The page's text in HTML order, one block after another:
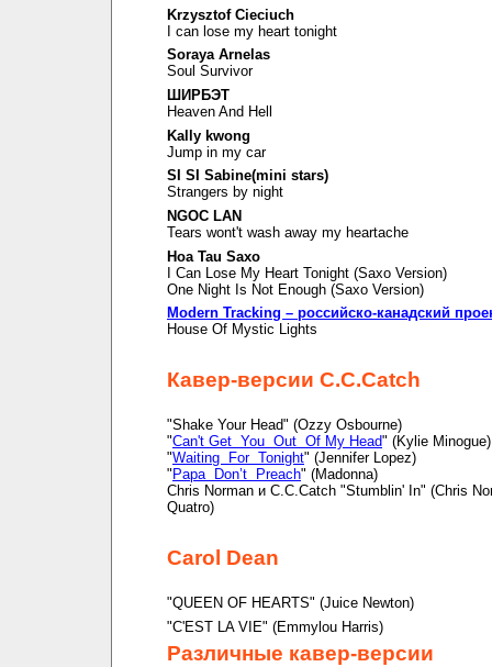
Krzysztof Cieciuch
I can lose my heart tonight
Soraya Arnelas
Soul Survivor
ШИРБЭТ
Heaven And Hell
Kally kwong
Jump in my car
SI SI Sabine(mini stars)
Strangers by night
NGOC LAN
Tears wont't wash away my heartache
Hoa Tau Saxo
I Can Lose My Heart Tonight (Saxo Version)
One Night Is Not Enough (Saxo Version)
Modern Tracking – российско-канадский
House Of Mystic Lights
Кавер-версии C.C.Catch
"Shake Your Head" (Ozzy Osbourne)
"Can't Get You Out Of My Head" (Kylie Minogue)
"Waiting For Tonight" (Jennifer Lopez)
" Papa Don’t Preach" (Madonna)
Chris Norman и C.C.Catch "Stumblin' In" (Chris
Quatro)
Carol Dean
"QUEEN OF HEARTS" (Juice Newton)
"C'EST LA VIE" (Emmylou Harris)
Различные кавер-версии